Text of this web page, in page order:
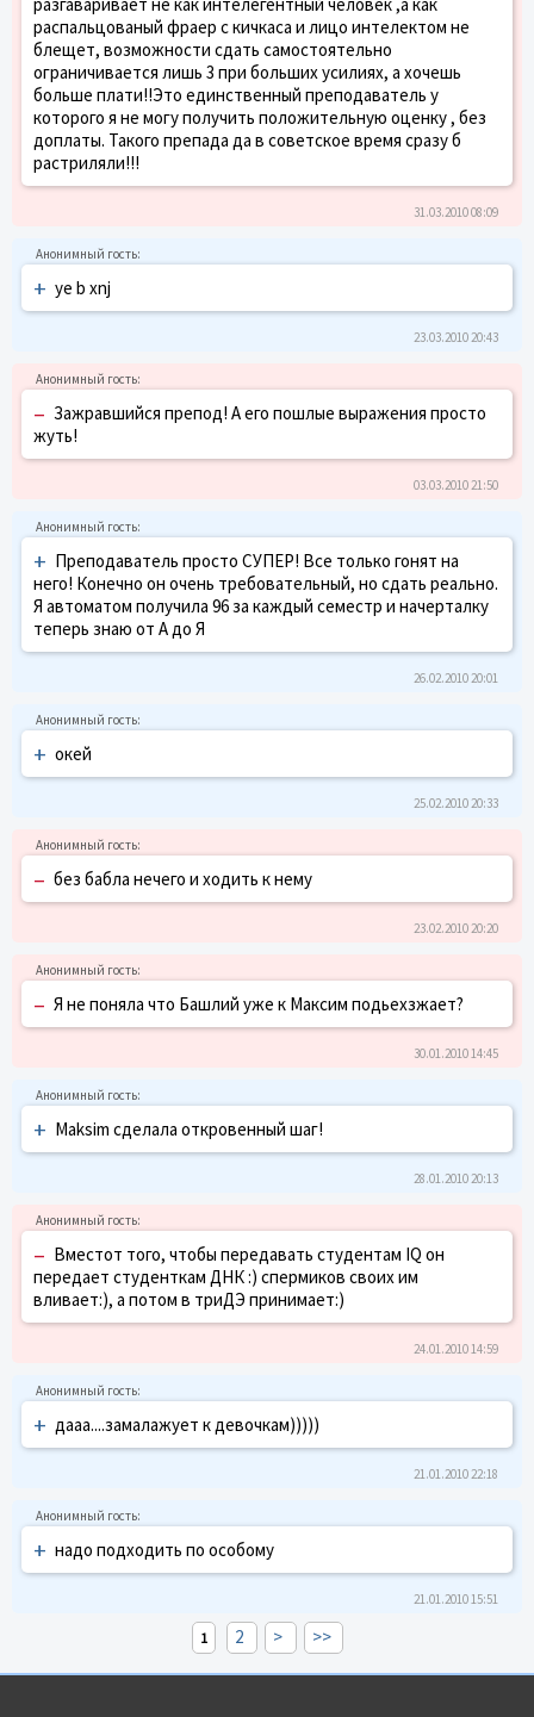
распальцованый фраер с кичкаса и лицо интелектом не
блещет, возможности сдать самостоятельно
ограничивается лишь 3 при больших усилиях, а хочешь
больше плати!!Это единственный преподаватель у
которого я не могу получить положительную оценку , без
доплаты. Такого препада да в советское время сразу б
растриляли!!!
31.03.2010 08:09
+ ye b xnj
23.03.2010 20:43
– Зажравшийся препод! А его пошлые выражения просто
жуть!
03.03.2010 21:50
+ Преподаватель просто СУПЕР! Все только гонят на
него! Конечно он очень требовательный, но сдать реально.
Я автоматом получила 96 за каждый семестр и начерталку
теперь знаю от А до Я
26.02.2010 20:01
+ окей
25.02.2010 20:33
– без бабла нечего и ходить к нему
23.02.2010 20:20
– Я не поняла что Башлий уже к Максим подьехзжает?
30.01.2010 14:45
+ Maksim сделала откровенный шаг!
28.01.2010 20:13
– Вместот того, чтобы передавать студентам IQ он
передает студенткам ДНК :) спермиков своих им
вливает:), а потом в триДЭ принимает:)
24.01.2010 14:59
+ дааа....замалажует к девочкам)))))
21.01.2010 22:18
+ надо подходить по особому
21.01.2010 15:51
1 2 > >>